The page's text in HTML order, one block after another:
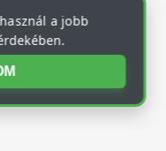
a jobb